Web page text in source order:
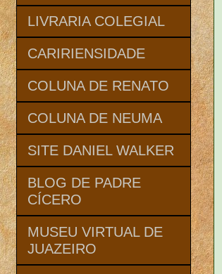
LIVRARIA COLEGIAL
CARIRIENSIDADE
COLUNA DE RENATO
COLUNA DE NEUMA
SITE DANIEL WALKER
BLOG DE PADRE
CÍCERO
MUSEU VIRTUAL DE
JUAZEIRO